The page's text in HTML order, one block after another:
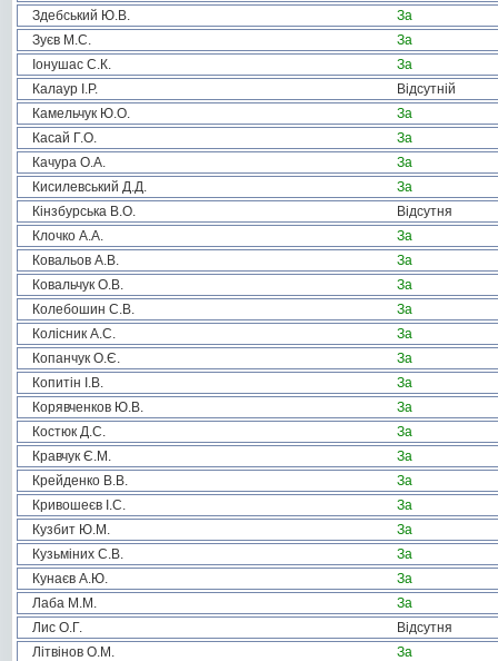
Здебський Ю.В.
За
Зуєв М.С.
За
Іонушас С.К.
За
Калаур І.Р.
Відсутній
Камельчук Ю.О.
За
Касай Г.О.
За
Качура О.А.
За
Кисилевський Д.Д.
За
Кінзбурська В.О.
Відсутня
Клочко А.А.
За
Ковальов А.В.
За
Ковальчук О.В.
За
Колебошин С.В.
За
Колісник А.С.
За
Копанчук О.Є.
За
Копитін І.В.
За
Корявченков Ю.В.
За
Костюк Д.С.
За
Кравчук Є.М.
За
Крейденко В.В.
За
Кривошеєв І.С.
За
Кузбит Ю.М.
За
Кузьміних С.В.
За
Кунаєв А.Ю.
За
Лаба М.М.
За
Лис О.Г.
Відсутня
Літвінов О.М.
За